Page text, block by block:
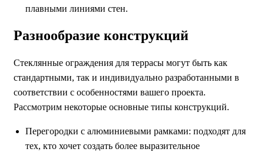
плавными линиями стен.
Разнообразие конструкций
Стеклянные ограждения для террасы могут быть как
стандартными, так и индивидуально разработанными в
соответствии с особенностями вашего проекта.
Рассмотрим некоторые основные типы конструкций.
Перегородки с алюминиевыми рамками: подходят для
тех, кто хочет создать более выразительное